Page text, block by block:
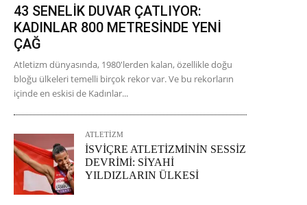
43 SENELİK DUVAR ÇATLIYOR:
KADINLAR 800 METRESİNDE YENİ
ÇAĞ
Atletizm dünyasında, 1980'lerden kalan, özellikle doğu
bloğu ülkeleri temelli birçok rekor var. Ve bu rekorların
içinde en eskisi de Kadınlar...
ATLETİZM
İSVİÇRE ATLETİZMİNİN SESSİZ
DEVRİMİ: SİYAHİ
YILDIZLARIN ÜLKESİ